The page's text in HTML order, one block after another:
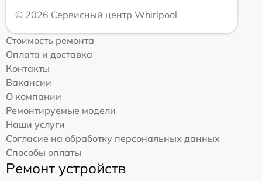
© 2026 Сервисный центр Whirlpool
Стоимость ремонта
Оплата и доставка
Контакты
Вакансии
О компании
Ремонтируемые модели
Наши услуги
Согласие на обработку персональных данных
Способы оплаты
Ремонт устройств